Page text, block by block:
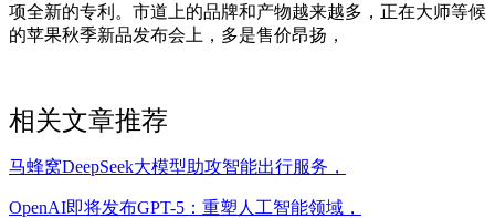
项全新的专利。市道上的品牌和产物越来越多，正在大师等候
的苹果秋季新品发布会上，多是售价昂扬，
相关文章推荐
马蜂窝DeepSeek大模型助攻智能出行服务，
OpenAI即将发布GPT-5：重塑人工智能领域，